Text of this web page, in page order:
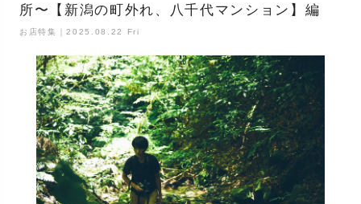
所〜【新潟の町外れ、八千代マンション】編
お店特集｜2025.08.22 Fri